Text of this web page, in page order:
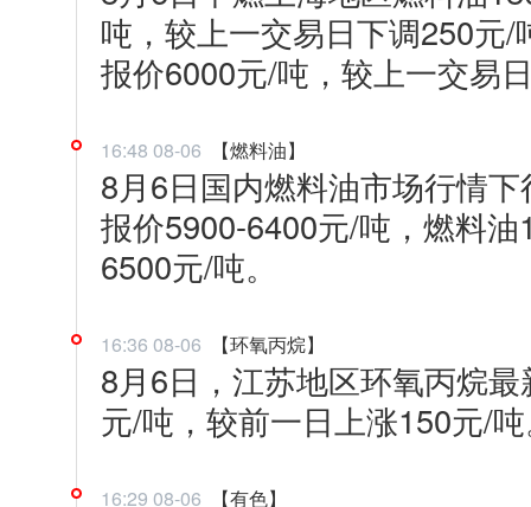
吨，较上一交易日下调250元
报价6000元/吨，较上一交易
16:48 08-06 【燃料油】
8月6日国内燃料油市场行情
报价5900-6400元/吨，燃料
6500元/吨。
16:36 08-06 【环氧丙烷】
8月6日，江苏地区环氧丙烷
元/吨，较前一日上涨150元/
16:29 08-06 【有色】